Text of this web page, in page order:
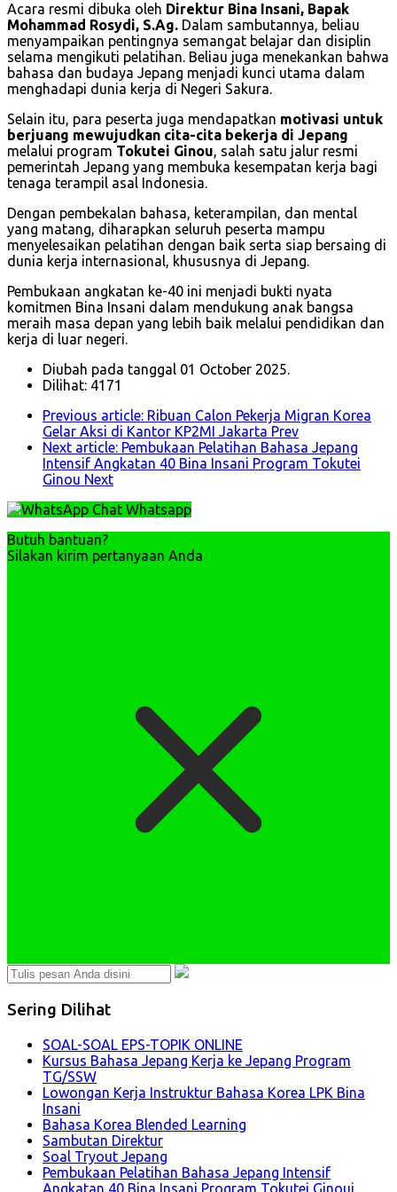
Acara resmi dibuka oleh Direktur Bina Insani, Bapak
Mohammad Rosydi, S.Ag. Dalam sambutannya, beliau
menyampaikan pentingnya semangat belajar dan disiplin
selama mengikuti pelatihan. Beliau juga menekankan bahwa
bahasa dan budaya Jepang menjadi kunci utama dalam
menghadapi dunia kerja di Negeri Sakura.
Selain itu, para peserta juga mendapatkan motivasi untuk
berjuang mewujudkan cita-cita bekerja di Jepang
melalui program Tokutei Ginou, salah satu jalur resmi
pemerintah Jepang yang membuka kesempatan kerja bagi
tenaga terampil asal Indonesia.
Dengan pembekalan bahasa, keterampilan, dan mental
yang matang, diharapkan seluruh peserta mampu
menyelesaikan pelatihan dengan baik serta siap bersaing di
dunia kerja internasional, khususnya di Jepang.
Pembukaan angkatan ke-40 ini menjadi bukti nyata
komitmen Bina Insani dalam mendukung anak bangsa
meraih masa depan yang lebih baik melalui pendidikan dan
kerja di luar negeri.
Diubah pada tanggal 01 October 2025.
Dilihat: 4171
Previous article: Ribuan Calon Pekerja Migran Korea
Gelar Aksi di Kantor KP2MI Jakarta Prev
Next article: Pembukaan Pelatihan Bahasa Jepang
Intensif Angkatan 40 Bina Insani Program Tokutei
Ginou Next
Chat Whatsapp
Butuh bantuan?
Silakan kirim pertanyaan Anda
Sering Dilihat
SOAL-SOAL EPS-TOPIK ONLINE
Kursus Bahasa Jepang Kerja ke Jepang Program
TG/SSW
Lowongan Kerja Instruktur Bahasa Korea LPK Bina
Insani
Bahasa Korea Blended Learning
Sambutan Direktur
Soal Tryout Jepang
Pembukaan Pelatihan Bahasa Jepang Intensif
Angkatan 40 Bina Insani Program Tokutei Ginoui